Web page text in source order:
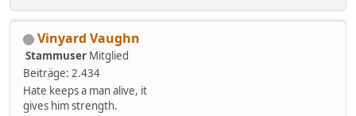
Vinyard Vaughn
Stammuser Mitglied
Beiträge: 2.434
Hate keeps a man alive, it
gives him strength.